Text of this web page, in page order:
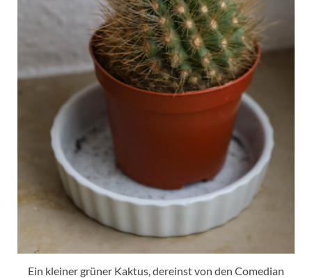
Ein kleiner grüner Kaktus, dereinst von den Comedian